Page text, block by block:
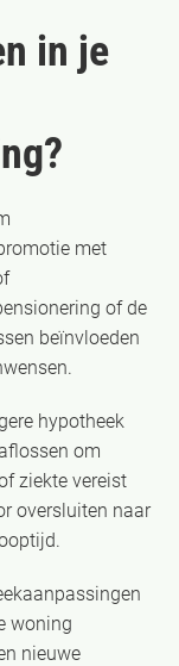
in je
met
of de
beïnvloeden
hypotheek
om
ziekte vereist
oversluiten naar
woning
nieuwe